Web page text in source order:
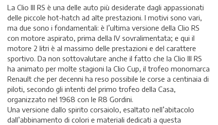
La Clio III RS è una delle auto più desiderate dagli appassionati
delle piccole hot-hatch ad alte prestazioni. I motivi sono vari,
ma due sono i fondamentali: è l’ultima versione della Clio RS
con motore aspirato, prima della IV sovralimentata; e qui il
motore 2 litri è al massimo delle prestazioni e del carattere
sportivo. Da non sottovalutare anche il fatto che la Clio III RS
ha animato per molte stagioni la Clio Cup, il trofeo monomarca
Renault che per decenni ha reso possibile le corse a centinaia di
piloti, secondo gli intenti del primo trofeo della Casa,
organizzato nel 1968 con le R8 Gordini.
Una versione dallo spirito corsaiolo, esaltato nell’abitacolo
dall’abbinamento di colori e materiali dedicati a questa